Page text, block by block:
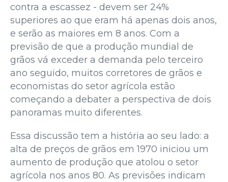
contra a escassez - devem ser 24%
superiores ao que eram há apenas dois anos,
e serão as maiores em 8 anos. Com a
previsão de que a produção mundial de
grãos vá exceder a demanda pelo terceiro
ano seguido, muitos corretores de grãos e
economistas do setor agrícola estão
começando a debater a perspectiva de dois
panoramas muito diferentes.
Essa discussão tem a história ao seu lado: a
alta de preços de grãos em 1970 iniciou um
aumento de produção que atolou o setor
agrícola nos anos 80. As previsões indicam